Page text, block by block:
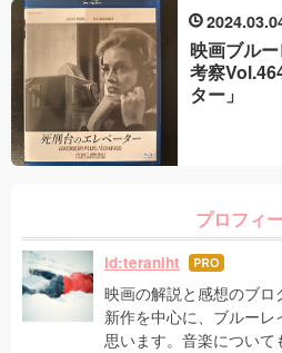
2024 03
映画ブル
考察
ター」
プロフィ
id:teraniht はて
なブ
ログ
Pro
映画の解説と感想のブロ
新作を中心に、ブルーレ
思います。音楽について